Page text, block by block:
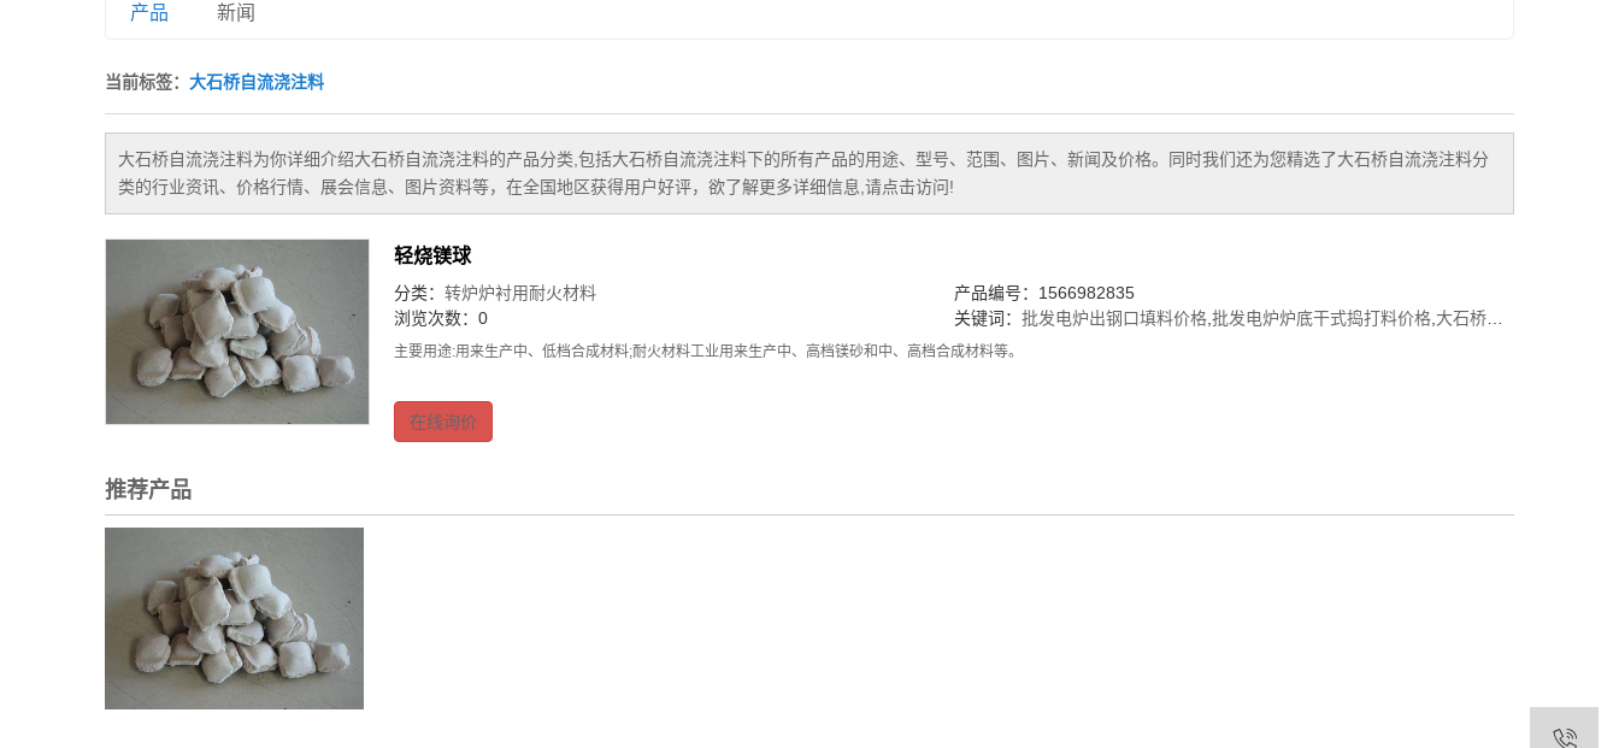
产品 新闻
当前标签： 大石桥自流浇注料
大石桥自流浇注料为你详细介绍大石桥自流浇注料的产品分类,包括大石桥自流浇注料下的所有产品的用途、型号、范围、图片、新闻及价格。同时我们还为您精选了大石桥自流浇注料分
类的行业资讯、价格行情、展会信息、图片资料等，在全国地区获得用户好评，欲了解更多详细信息,请点击访问!
轻烧镁球
分类： 转炉炉衬用耐火材料
产品编号：1566982835
浏览次数：0
关键词： 批发电炉出钢口填料价格 批发电炉炉底干式捣打料价格 大石桥自流浇注料
主要用途:用来生产中、低档合成材料;耐火材料工业用来生产中、高档镁砂和中、高档合成材料等。
在线询价
推荐产品